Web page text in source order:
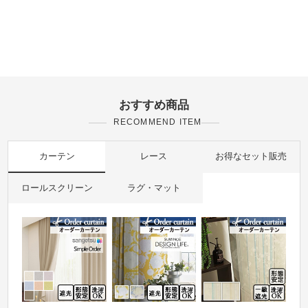
おすすめ商品
RECOMMEND ITEM
カーテン レース お得なセット販売
ロールスクリーン ラグ・マット